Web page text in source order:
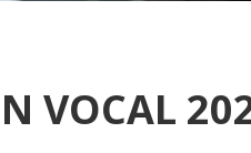
VOCAL